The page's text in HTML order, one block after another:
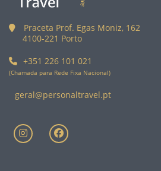
Praceta Prof. Egas Moniz, 162
4100-221 Porto
+351 226 101 021
(Chamada para Rede Fixa Nacional)
geral@personaltravel.pt